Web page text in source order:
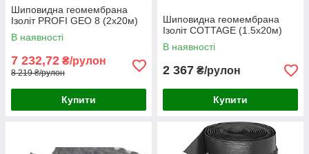
Шиповидна геомембрана
Ізоліт PROFI GEO 8 (2х20м)
В наявності
7 232,72 ₴/рулон
8 219 ₴/рулон
Купити
Шиповидна геомембрана
Ізоліт COTTAGE (1.5х20м)
В наявності
2 367 ₴/рулон
Купити